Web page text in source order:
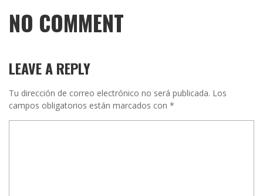
NO COMMENT
LEAVE A REPLY
Tu dirección de correo electrónico no será publicada. Los
campos obligatorios están marcados con *